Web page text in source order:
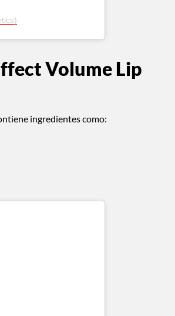
Volume Lip
ingredientes como: